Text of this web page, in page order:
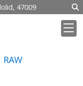
47009
RAW